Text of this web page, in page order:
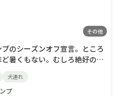
その他
のシーズンオフ宣言。ところ
暑くもない。むしろ絶好のキ
。🏕️
犬連れ
プ